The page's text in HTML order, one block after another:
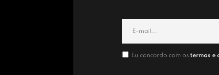
Eu concordo com os termos e